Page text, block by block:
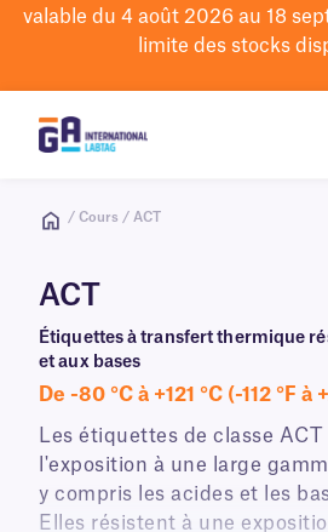
valable du 4 août 2026 au 18
limite des stocks
/ Cours / ACT
ACT
Étiquettes à transfert thermique
et aux bases
De -80 °C à +121 °C (-112 °F à
Les étiquettes de classe
l'exposition à une large
y compris les acides et les
Elles résistent à une